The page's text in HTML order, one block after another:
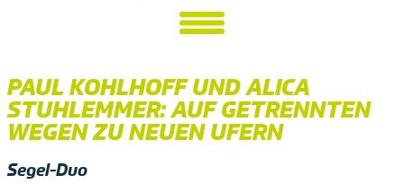
PAUL KOHLHOFF UND ALICA
STUHLEMMER: AUF GETRENNTEN
WEGEN ZU NEUEN UFERN
Segel-Duo